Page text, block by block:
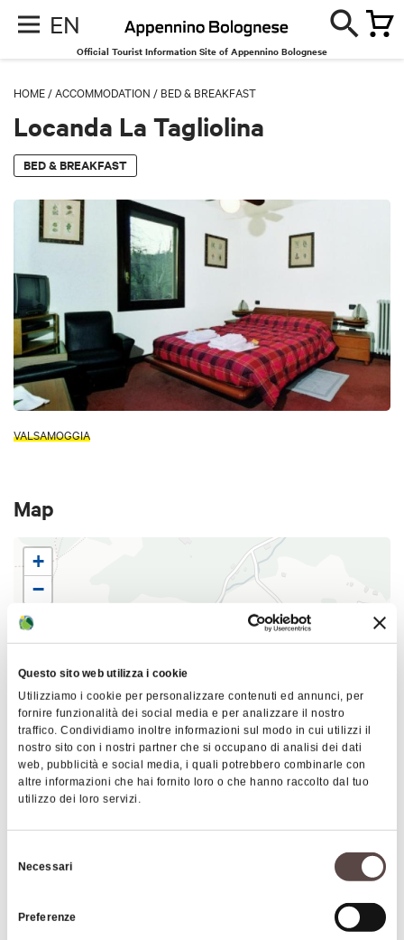
Questo sito web utilizza i cookie
Utilizziamo i cookie per personalizzare contenuti ed annunci, per
fornire funzionalità dei social media e per analizzare il nostro
traffico. Condividiamo inoltre informazioni sul modo in cui utilizzi il
nostro sito con i nostri partner che si occupano di analisi dei dati
web, pubblicità e social media, i quali potrebbero combinarle con
altre informazioni che hai fornito loro o che hanno raccolto dal tuo
utilizzo dei loro servizi.
delNecessari
Preferenze
EN
Official Tourist Information Site of Appennino Bolognese
HOME /ACCOMMODATION / BED & BREAKFAST
Locanda La Tagliolina
BED & BREAKFAST
VALSAMOGGIA
Map
+
−
Locanda La Tagliolina
Via Marzatore 41
HOW TO GET THERE